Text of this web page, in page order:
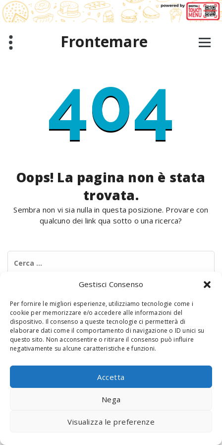
Gestisci Consenso
Per fornire le migliori esperienze, utilizziamo tecnologie come i
cookie per memorizzare e/o accedere alle informazioni del
dispositivo. Il consenso a queste tecnologie ci permetterà di
elaborare dati come il comportamento di navigazione o ID unici su
questo sito. Non acconsentire o ritirare il consenso può influire
negativamente su alcune caratteristiche e funzioni.
Accetta
Nega
Visualizza le preferenze
Salta
al
contenuto
Frontemare
404
Oops! La pagina non è stata
trovata.
Sembra non vi sia nulla in questa posizione. Provare con
qualcuno dei link qua sotto o una ricerca?
© 2020 Digital Touch Menu. Menu realizzato da